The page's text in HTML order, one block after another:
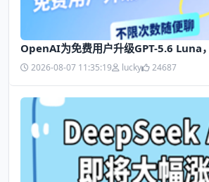
OpenAI为免费用户升级GPT-5.6 Luna
2026-08-07 11:35:19 lucky 24687